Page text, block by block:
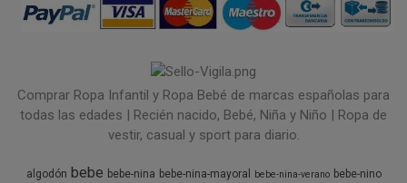
Comprar Ropa Infantil y Ropa Bebé de marcas españolas para
todas las edades | Recién nacido, Bebé, Niña y Niño | Ropa de
vestir, casual y sport para diario.
algodón bebe bebe-nina bebe-nina-mayoral bebe-nina-verano bebe-nino